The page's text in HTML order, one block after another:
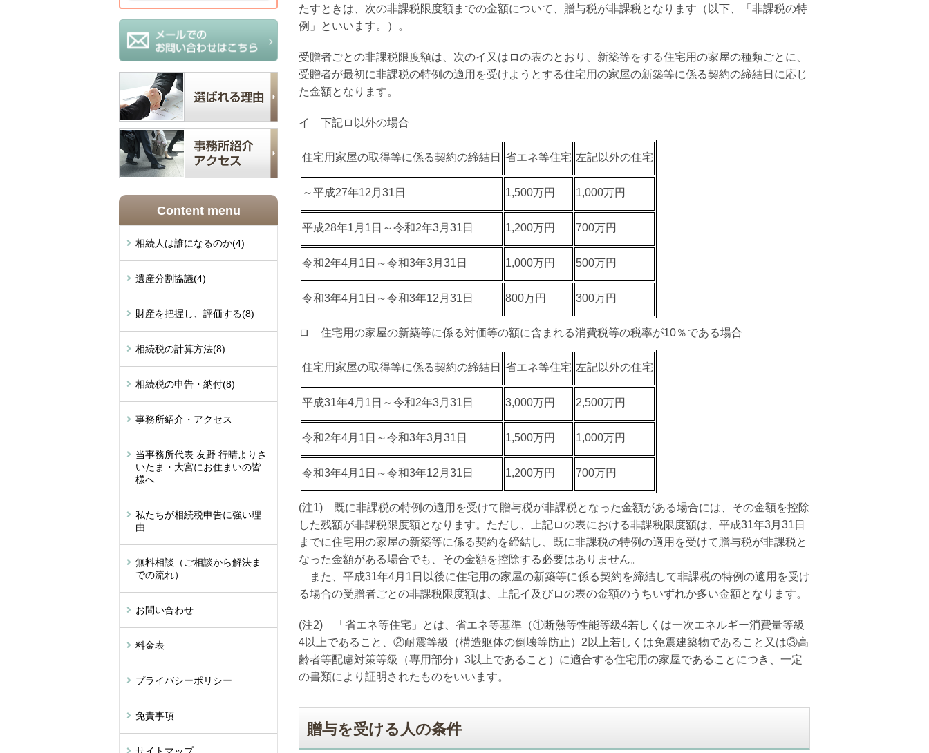
たすときは、次の非課税限度額までの金額について、贈与税が非課税となります（以下、「非課税の特
例」といいます。）。
受贈者ごとの非課税限度額は、次のイ又はロの表のとおり、新築等をする住宅用の家屋の種類ごとに、
受贈者が最初に非課税の特例の適用を受けようとする住宅用の家屋の新築等に係る契約の締結日に応じ
た金額となります。
イ 下記ロ以外の場合
住宅用家屋の取得等に係る契約の締結日 省エネ等住宅 左記以外の住宅
～平成27年12月31日 1,500万円 1,000万円
平成28年1月1日～令和2年3月31日 1,200万円 700万円
令和2年4月1日～令和3年3月31日 1,000万円 500万円
令和3年4月1日～令和3年12月31日 800万円 300万円
ロ 住宅用の家屋の新築等に係る対価等の額に含まれる消費税等の税率が10％である場合
住宅用家屋の取得等に係る契約の締結日 省エネ等住宅 左記以外の住宅
平成31年4月1日～令和2年3月31日 3,000万円 2,500万円
令和2年4月1日～令和3年3月31日 1,500万円 1,000万円
令和3年4月1日～令和3年12月31日 1,200万円 700万円
(注1) 既に非課税の特例の適用を受けて贈与税が非課税となった金額がある場合には、その金額を控除
した残額が非課税限度額となります。ただし、上記ロの表における非課税限度額は、平成31年3月31日
までに住宅用の家屋の新築等に係る契約を締結し、既に非課税の特例の適用を受けて贈与税が非課税と
なった金額がある場合でも、その金額を控除する必要はありません。
また、平成31年4月1日以後に住宅用の家屋の新築等に係る契約を締結して非課税の特例の適用を受け
る場合の受贈者ごとの非課税限度額は、上記イ及びロの表の金額のうちいずれか多い金額となります。
(注2) 「省エネ等住宅」とは、省エネ等基準（①断熱等性能等級4若しくは一次エネルギー消費量等級
4以上であること、②耐震等級（構造躯体の倒壊等防止）2以上若しくは免震建築物であること又は③高
齢者等配慮対策等級（専用部分）3以上であること）に適合する住宅用の家屋であることにつき、一定
の書類により証明されたものをいいます。
贈与を受ける人の条件
Content menu
相続人は誰になるのか(4)
遺産分割協議(4)
財産を把握し、評価する(8)
相続税の計算方法(8)
相続税の申告・納付(8)
事務所紹介・アクセス
当事務所代表 友野 行晴よりさ
いたま・大宮にお住まいの皆
様へ
私たちが相続税申告に強い理
由
無料相談（ご相談から解決ま
での流れ）
お問い合わせ
料金表
プライバシーポリシー
免責事項